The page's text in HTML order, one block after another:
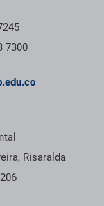
7300
Risaralda